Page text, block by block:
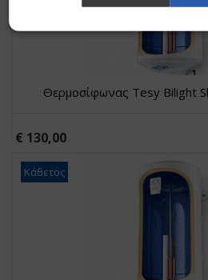
Θερμοσίφωνας Tesy Bilight
€ 130,00
Κάθετος